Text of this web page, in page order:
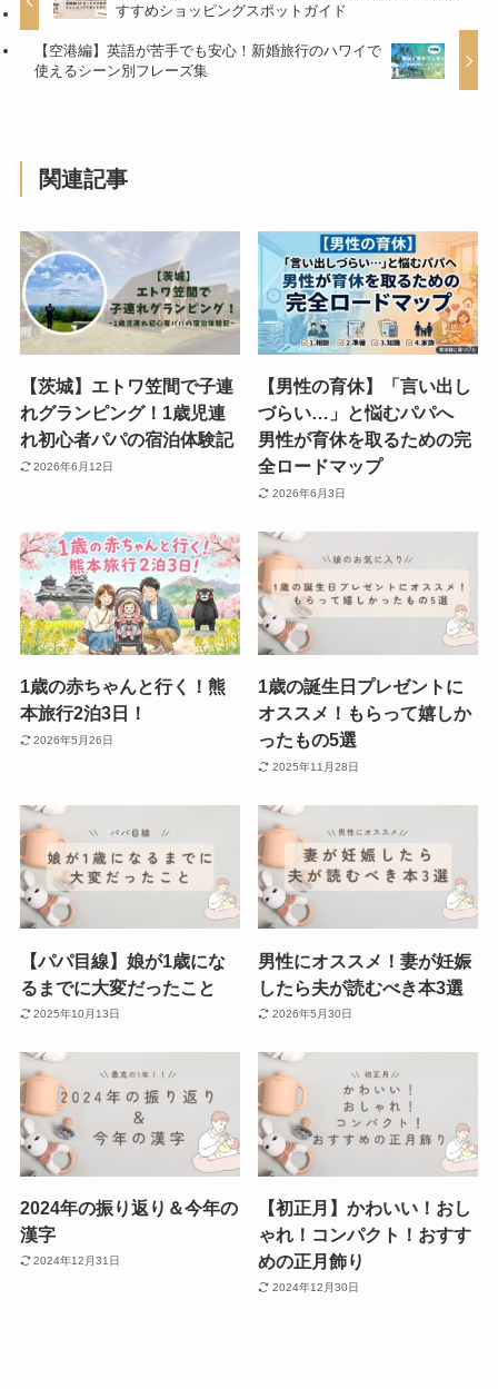
すすめショッピングスポットガイド
【空港編】英語が苦手でも安心！新婚旅行のハワイで
使えるシーン別フレーズ集
関連記事
【茨城】エトワ笠間で子連
れグランピング！1歳児連
れ初心者パパの宿泊体験記
2026年6月12日
【男性の育休】「言い出し
づらい…」と悩むパパへ
男性が育休を取るための完
全ロードマップ
2026年6月3日
1歳の赤ちゃんと行く！熊
本旅行2泊3日！
2026年5月26日
1歳の誕生日プレゼントに
オススメ！もらって嬉しか
ったもの5選
2025年11月28日
【パパ目線】娘が1歳にな
るまでに大変だったこと
2025年10月13日
男性にオススメ！妻が妊娠
したら夫が読むべき本3選
2026年5月30日
2024年の振り返り＆今年の
漢字
2024年12月31日
【初正月】かわいい！おし
ゃれ！コンパクト！おすす
めの正月飾り
2024年12月30日